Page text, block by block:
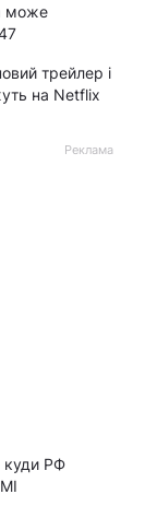
може
трейлер і
на Netflix
Реклама
куди РФ